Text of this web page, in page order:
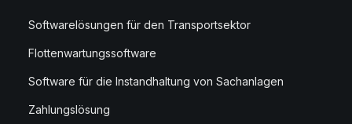
Softwarelösungen für den Transportsektor
Flottenwartungssoftware
Software für die Instandhaltung von Sachanlagen
Zahlungslösung